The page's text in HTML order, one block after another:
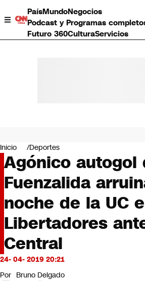
PaísMundoNegocios
Podcast y Programas
Futuro 360CulturaServicios
Negocios
Deportes
Programas completos
Cultura
Servicios
Bits
CNN tiempo
Futuro 360
Opinión
Inicio Deportes
Agónico autogol
Fuenzalida
noche de la UC
Libertadores
Central
24- 04- 2019 20:21
Por Bruno Delgado